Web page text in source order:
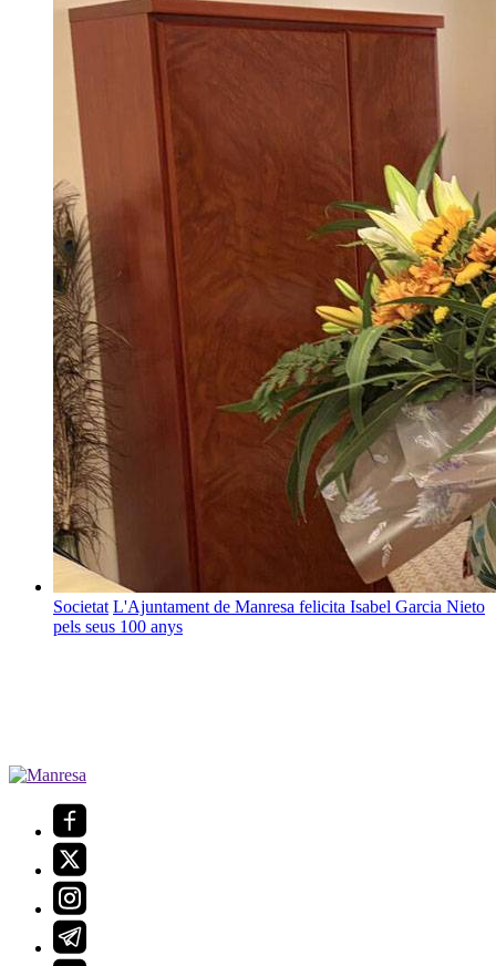
Societat L'Ajuntament de Manresa felicita Isabel Garcia Nieto
pels seus 100 anys